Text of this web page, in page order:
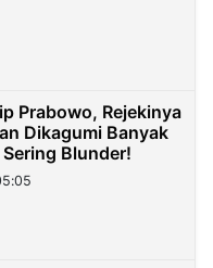
Prabowo, Rejekinya
Dikagumi Banyak
Blunder!